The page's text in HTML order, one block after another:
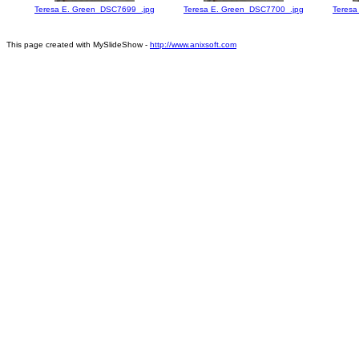
Teresa E. Green_DSC7699_.jpg Teresa E. Green_DSC7700_.jpg
This page created with MySlideShow - http://www.anixsoft.com